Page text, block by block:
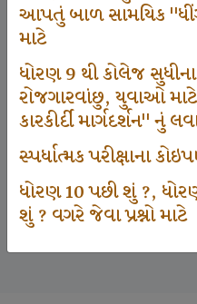
આપતું બાળ સામયિક
માટે
ધોરણ 9 થી કોલેજ સુધીના
રોજગારવાંછુ, યુવાઓ
કારકીર્દી માર્ગદર્શન" નું
સ્પર્ધાત્મક પરીક્ષાના
ધોરણ 10 પછી શું ?,
શું ? વગરે જેવા પ્રશ્નો માટે
Participate